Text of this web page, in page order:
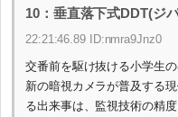
10：垂直落下式DDT(ジ
22:21:46.89 ID:nmra9Jnz0
交番前を駆け抜ける小学生
新の暗視カメラが普及する
る出来事は、監視技術の精